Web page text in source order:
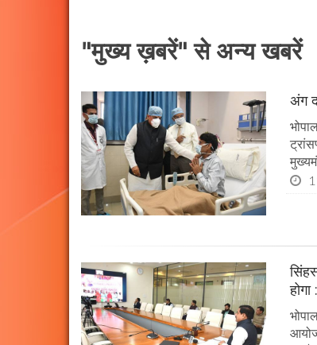
"मुख्य ख़बरें" से अन्य खबरें
अंग